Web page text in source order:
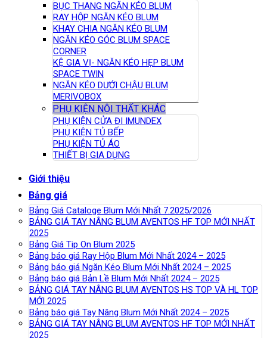
BỤC THANG NGĂN KÉO BLUM
RAY HỘP NGĂN KÉO BLUM
KHAY CHIA NGĂN KÉO BLUM
NGĂN KÉO GÓC BLUM SPACE
CORNER
KỆ GIA VỊ- NGĂN KÉO HẸP BLUM
SPACE TWIN
NGĂN KÉO DƯỚI CHẬU BLUM
MERIVOBOX
PHỤ KIỆN NỘI THẤT KHÁC
PHỤ KIỆN CỬA ĐI IMUNDEX
PHỤ KIỆN TỦ BẾP
PHỤ KIỆN TỦ ÁO
THIẾT BỊ GIA DỤNG
Giới thiệu
Bảng giá
Bảng Giá Cataloge Blum Mới Nhất 7.2025/2026
BẢNG GIÁ TAY NÂNG BLUM AVENTOS HF TOP MỚI NHẤT
2025
Bảng Giá Tip On Blum 2025
Bảng báo giá Ray Hộp Blum Mới Nhất 2024 – 2025
Bảng báo giá Ngăn Kéo Blum Mới Nhất 2024 – 2025
Bảng báo giá Bản Lề Blum Mới Nhất 2024 – 2025
BẢNG GIÁ TAY NÂNG BLUM AVENTOS HS TOP VÀ HL TOP
MỚI 2025
Bảng báo giá Tay Nâng Blum Mới Nhất 2024 – 2025
BẢNG GIÁ TAY NÂNG BLUM AVENTOS HF TOP MỚI NHẤT
2025